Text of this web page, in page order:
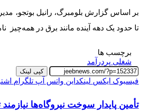
بر اساس گزارش بلومبرگ، رانیل بوتجو،
تا حدود یک دهه آینده مانند برق در
برچسب ها
شغلی پردرآمد
کپی لینک
فیسبوک ایکس لینکداین واتس آپ تلگرام
تأمین پایدار سوخت نیروگاه‌ها